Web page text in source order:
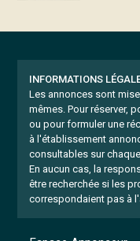
INFORMATIONS
Les annonces sont
mêmes. Pour réserver,
ou pour formuler une
à l'établissement
consultables sur
En aucun cas, la
être recherchée si les
correspondaient pas à